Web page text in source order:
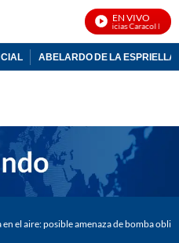
EN VIVO
Noticias Caracol En Vivo
ABELARDO DE LA ESPRIELLA
en el aire: posible amenaza de bomba